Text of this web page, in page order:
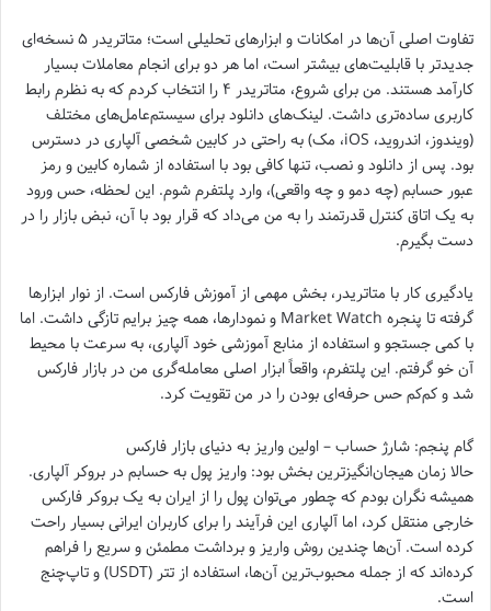
تفاوت اصلی آن‌ها در امکانات و ابزارهای تحلیلی است؛ متاتریدر ۵ نسخه‌ای
جدیدتر با قابلیت‌های بیشتر است، اما هر دو برای انجام معاملات بسیار
کارآمد هستند. من برای شروع، متاتریدر ۴ را انتخاب کردم که به نظرم رابط
کاربری ساده‌تری داشت. لینک‌های دانلود برای سیستم‌عامل‌های مختلف
(ویندوز، اندروید، iOS، مک) به راحتی در کابین شخصی آلپاری در دسترس
بود. پس از دانلود و نصب، تنها کافی بود با استفاده از شماره کابین و رمز
عبور حسابم (چه دمو و چه واقعی)، وارد پلتفرم شوم. این لحظه، حس ورود
به یک اتاق کنترل قدرتمند را به من می‌داد که قرار بود با آن، نبض بازار را در
دست بگیرم.
یادگیری کار با متاتریدر، بخش مهمی از آموزش فارکس است. از نوار ابزارها
گرفته تا پنجره Market Watch و نمودارها، همه چیز برایم تازگی داشت. اما
با کمی جستجو و استفاده از منابع آموزشی خود آلپاری، به سرعت با محیط
آن خو گرفتم. این پلتفرم، واقعاً ابزار اصلی معامله‌گری من در بازار فارکس
شد و کم‌کم حس حرفه‌ای بودن را در من تقویت کرد.
گام پنجم: شارژ حساب – اولین واریز به دنیای بازار فارکس
حالا زمان هیجان‌انگیزترین بخش بود: واریز پول به حسابم در بروکر آلپاری.
همیشه نگران بودم که چطور می‌توان پول را از ایران به یک بروکر فارکس
خارجی منتقل کرد، اما آلپاری این فرآیند را برای کاربران ایرانی بسیار راحت
کرده است. آن‌ها چندین روش واریز و برداشت مطمئن و سریع را فراهم
کرده‌اند که از جمله محبوب‌ترین آن‌ها، استفاده از تتر (USDT) و تاپ‌چنج
است.